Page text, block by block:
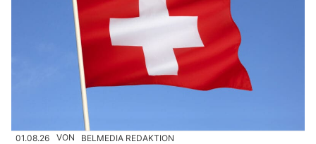
01.08.26 VON BELMEDIA REDAKTION